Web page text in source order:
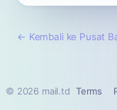
← Kembali ke Pusat
© 2026 mail.td Terms